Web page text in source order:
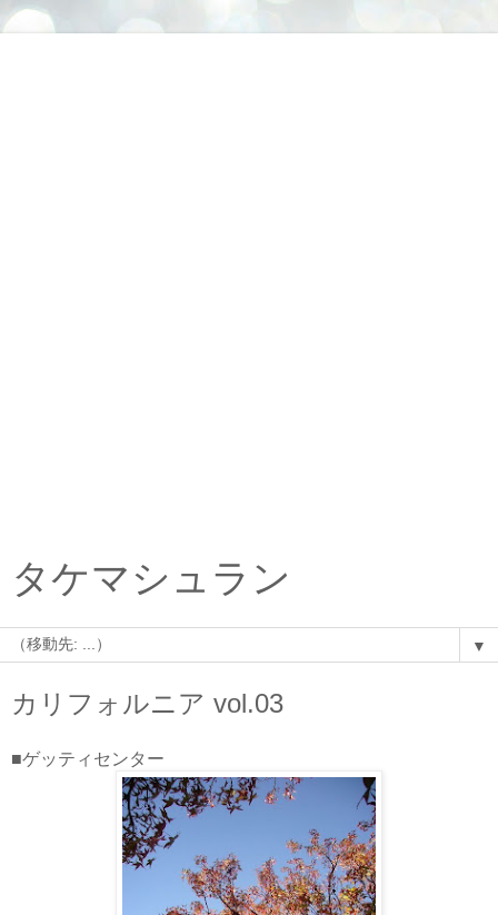
タケマシュラン
▼
カリフォルニア vol.03
■ゲッティセンター